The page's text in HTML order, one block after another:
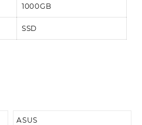
1000GB
SSD
ASUS